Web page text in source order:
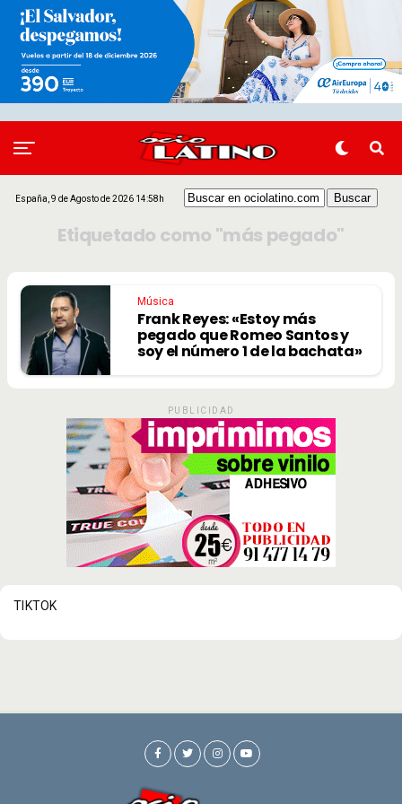
España, 9 de Agosto de 2026 14:58h
Etiquetado como "más pegado"
Música
Frank Reyes: «Estoy más
pegado que Romeo Santos y
soy el número 1 de la bachata»
PUBLICIDAD
TIKTOK